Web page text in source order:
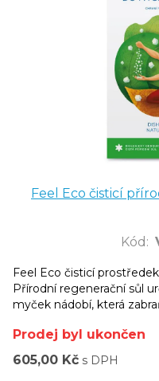
Feel Eco čisticí
Kód :
Feel Eco čisticí
Přírodní regenerační sůl
myček nádobí, která
Prodej byl ukončen
605,00 Kč s DPH